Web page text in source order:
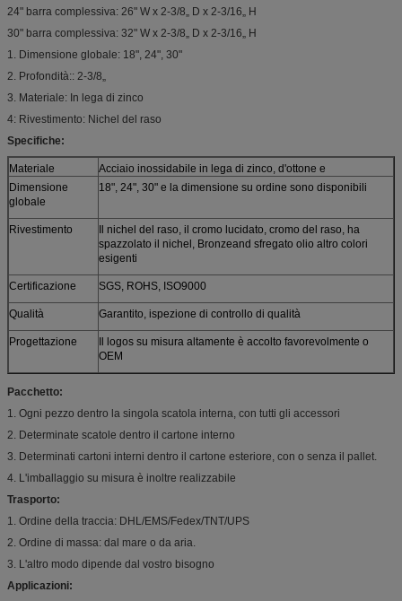
24" barra complessiva: 26" W x 2-3/8„ D x 2-3/16„ H
30" barra complessiva: 32" W x 2-3/8„ D x 2-3/16„ H
1. Dimensione globale: 18", 24", 30"
2. Profondità:: 2-3/8„
3. Materiale: In lega di zinco
4: Rivestimento: Nichel del raso
Specifiche:
Materiale
Acciaio inossidabile in lega di zinco, d'ottone e
Dimensione
globale
18", 24", 30" e la dimensione su ordine sono disponibili
Rivestimento
Il nichel del raso, il cromo lucidato, cromo del raso, ha
spazzolato il nichel, Bronzeand sfregato olio altro colori
esigenti
Certificazione SGS, ROHS, ISO9000
Qualità Garantito, ispezione di controllo di qualità
Progettazione
Il logos su misura altamente è accolto favorevolmente o
OEM
Pacchetto:
1. Ogni pezzo dentro la singola scatola interna, con tutti gli accessori
2. Determinate scatole dentro il cartone interno
3. Determinati cartoni interni dentro il cartone esteriore, con o senza il pallet.
4. L'imballaggio su misura è inoltre realizzabile
Trasporto:
1. Ordine della traccia: DHL/EMS/Fedex/TNT/UPS
2. Ordine di massa: dal mare o da aria.
3. L'altro modo dipende dal vostro bisogno
Applicazioni: